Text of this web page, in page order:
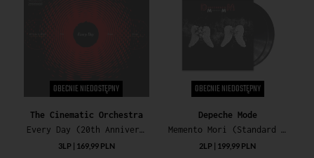
OBECNIE NIEDOSTĘPNY
The Cinematic Orchestra
Every Day (20th Anniversary Deluxe Limited Edition)
3LP | 169,99 PLN
OBECNIE NIEDOSTĘPNY
Depeche Mode
Memento Mori (Standard Black Vinyl)
2LP | 199,99 PLN